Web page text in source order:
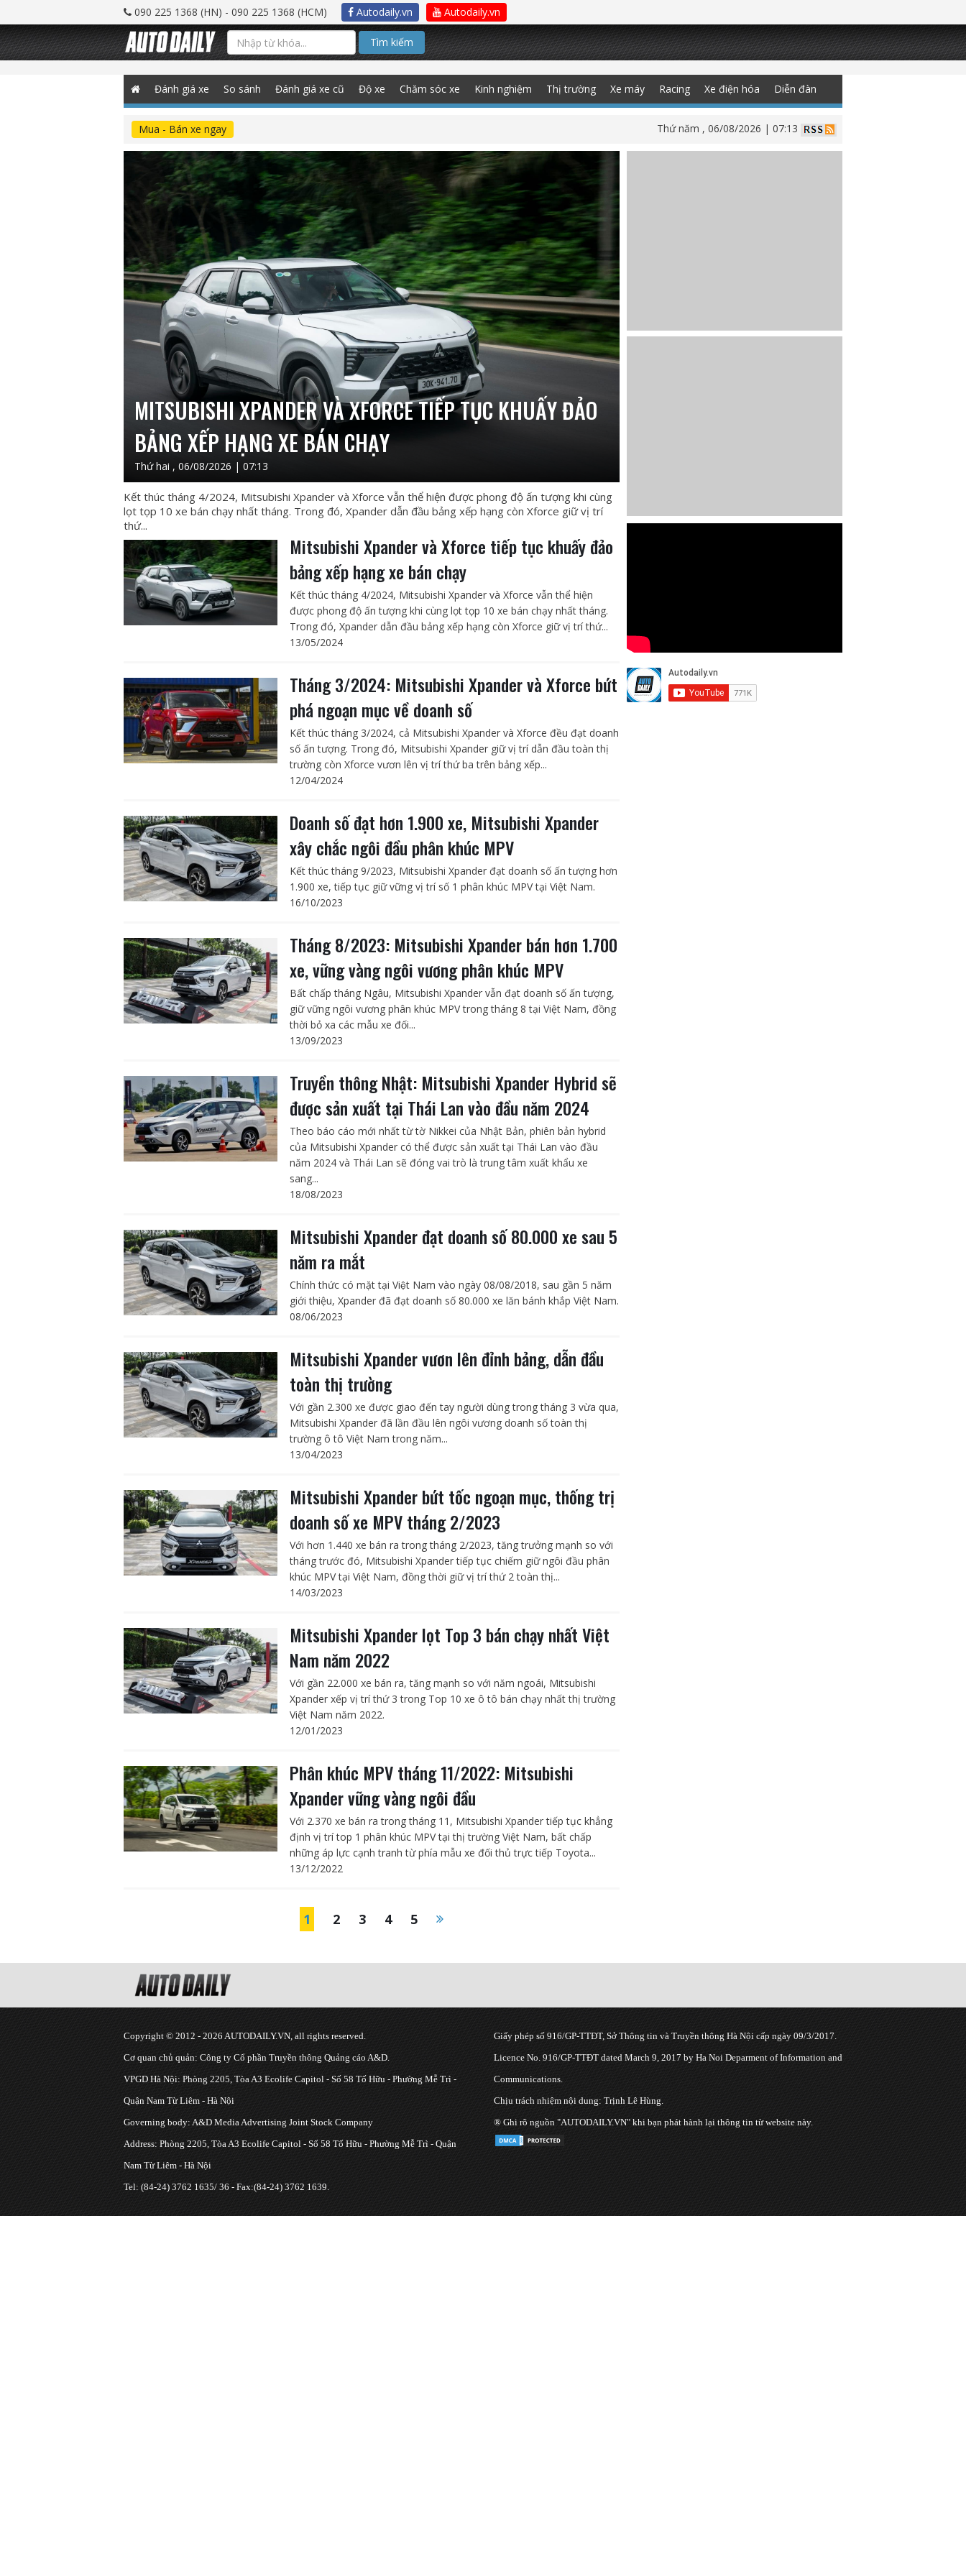
090 225 1368 (HN) - 090 225 1368 (HCM) Autodaily.vn Autodaily.vn
Tìm kiếm
Đánh giá xe So sánh Đánh giá xe cũ Độ xe Chăm sóc xe Kinh nghiệm Thị trường Xe máy Racing Xe điện hóa Diễn đàn
Mua - Bán xe ngay Thứ năm , 06/08/2026 | 07:13
MITSUBISHI XPANDER VÀ XFORCE TIẾP TỤC KHUẤY ĐẢO
BẢNG XẾP HẠNG XE BÁN CHẠY
Thứ hai , 06/08/2026 | 07:13
Kết thúc tháng 4/2024, Mitsubishi Xpander và Xforce vẫn thể hiện được phong độ ấn tượng khi cùng
lọt tọp 10 xe bán chạy nhất tháng. Trong đó, Xpander dẫn đầu bảng xếp hạng còn Xforce giữ vị trí
thứ...
Mitsubishi Xpander và Xforce tiếp tục khuấy đảo
bảng xếp hạng xe bán chạy
Kết thúc tháng 4/2024, Mitsubishi Xpander và Xforce vẫn thể hiện
được phong độ ấn tượng khi cùng lọt tọp 10 xe bán chạy nhất tháng.
Trong đó, Xpander dẫn đầu bảng xếp hạng còn Xforce giữ vị trí thứ...
13/05/2024
Tháng 3/2024: Mitsubishi Xpander và Xforce bứt
phá ngoạn mục về doanh số
Kết thúc tháng 3/2024, cả Mitsubishi Xpander và Xforce đều đạt doanh
số ấn tượng. Trong đó, Mitsubishi Xpander giữ vị trí dẫn đầu toàn thị
trường còn Xforce vươn lên vị trí thứ ba trên bảng xếp...
12/04/2024
Doanh số đạt hơn 1.900 xe, Mitsubishi Xpander
xây chắc ngôi đầu phân khúc MPV
Kết thúc tháng 9/2023, Mitsubishi Xpander đạt doanh số ấn tượng hơn
1.900 xe, tiếp tục giữ vững vị trí số 1 phân khúc MPV tại Việt Nam.
16/10/2023
Tháng 8/2023: Mitsubishi Xpander bán hơn 1.700
xe, vững vàng ngôi vương phân khúc MPV
Bất chấp tháng Ngâu, Mitsubishi Xpander vẫn đạt doanh số ấn tượng,
giữ vững ngôi vương phân khúc MPV trong tháng 8 tại Việt Nam, đồng
thời bỏ xa các mẫu xe đối...
13/09/2023
Truyền thông Nhật: Mitsubishi Xpander Hybrid sẽ
được sản xuất tại Thái Lan vào đầu năm 2024
Theo báo cáo mới nhất từ tờ Nikkei của Nhật Bản, phiên bản hybrid
của Mitsubishi Xpander có thể được sản xuất tại Thái Lan vào đầu
năm 2024 và Thái Lan sẽ đóng vai trò là trung tâm xuất khẩu xe
sang...
18/08/2023
Mitsubishi Xpander đạt doanh số 80.000 xe sau 5
năm ra mắt
Chính thức có mặt tại Việt Nam vào ngày 08/08/2018, sau gần 5 năm
giới thiệu, Xpander đã đạt doanh số 80.000 xe lăn bánh khắp Việt Nam.
08/06/2023
Mitsubishi Xpander vươn lên đỉnh bảng, dẫn đầu
toàn thị trường
Với gần 2.300 xe được giao đến tay người dùng trong tháng 3 vừa qua,
Mitsubishi Xpander đã lần đầu lên ngôi vương doanh số toàn thị
trường ô tô Việt Nam trong năm...
13/04/2023
Mitsubishi Xpander bứt tốc ngoạn mục, thống trị
doanh số xe MPV tháng 2/2023
Với hơn 1.440 xe bán ra trong tháng 2/2023, tăng trưởng mạnh so với
tháng trước đó, Mitsubishi Xpander tiếp tục chiếm giữ ngôi đầu phân
khúc MPV tại Việt Nam, đồng thời giữ vị trí thứ 2 toàn thị...
14/03/2023
Mitsubishi Xpander lọt Top 3 bán chạy nhất Việt
Nam năm 2022
Với gần 22.000 xe bán ra, tăng mạnh so với năm ngoái, Mitsubishi
Xpander xếp vị trí thứ 3 trong Top 10 xe ô tô bán chạy nhất thị trường
Việt Nam năm 2022.
12/01/2023
Phân khúc MPV tháng 11/2022: Mitsubishi
Xpander vững vàng ngôi đầu
Với 2.370 xe bán ra trong tháng 11, Mitsubishi Xpander tiếp tục khẳng
định vị trí top 1 phân khúc MPV tại thị trường Việt Nam, bất chấp
những áp lực cạnh tranh từ phía mẫu xe đối thủ trực tiếp Toyota...
13/12/2022
1 2 3 4 5
Copyright © 2012 - 2026 AUTODAILY.VN, all rights reserved.
Cơ quan chủ quản: Công ty Cổ phần Truyền thông Quảng cáo A&D.
VPGD Hà Nội: Phòng 2205, Tòa A3 Ecolife Capitol - Số 58 Tố Hữu - Phường Mễ Trì -
Quận Nam Từ Liêm - Hà Nội
Governing body: A&D Media Advertising Joint Stock Company
Address: Phòng 2205, Tòa A3 Ecolife Capitol - Số 58 Tố Hữu - Phường Mễ Trì - Quận
Nam Từ Liêm - Hà Nội
Tel: (84-24) 3762 1635/ 36 - Fax:(84-24) 3762 1639.
Giấy phép số 916/GP-TTĐT, Sở Thông tin và Truyền thông Hà Nội cấp ngày 09/3/2017.
Licence No. 916/GP-TTĐT dated March 9, 2017 by Ha Noi Deparment of Information and
Communications.
Chịu trách nhiệm nội dung: Trịnh Lê Hùng.
® Ghi rõ nguồn "AUTODAILY.VN" khi bạn phát hành lại thông tin từ website này.